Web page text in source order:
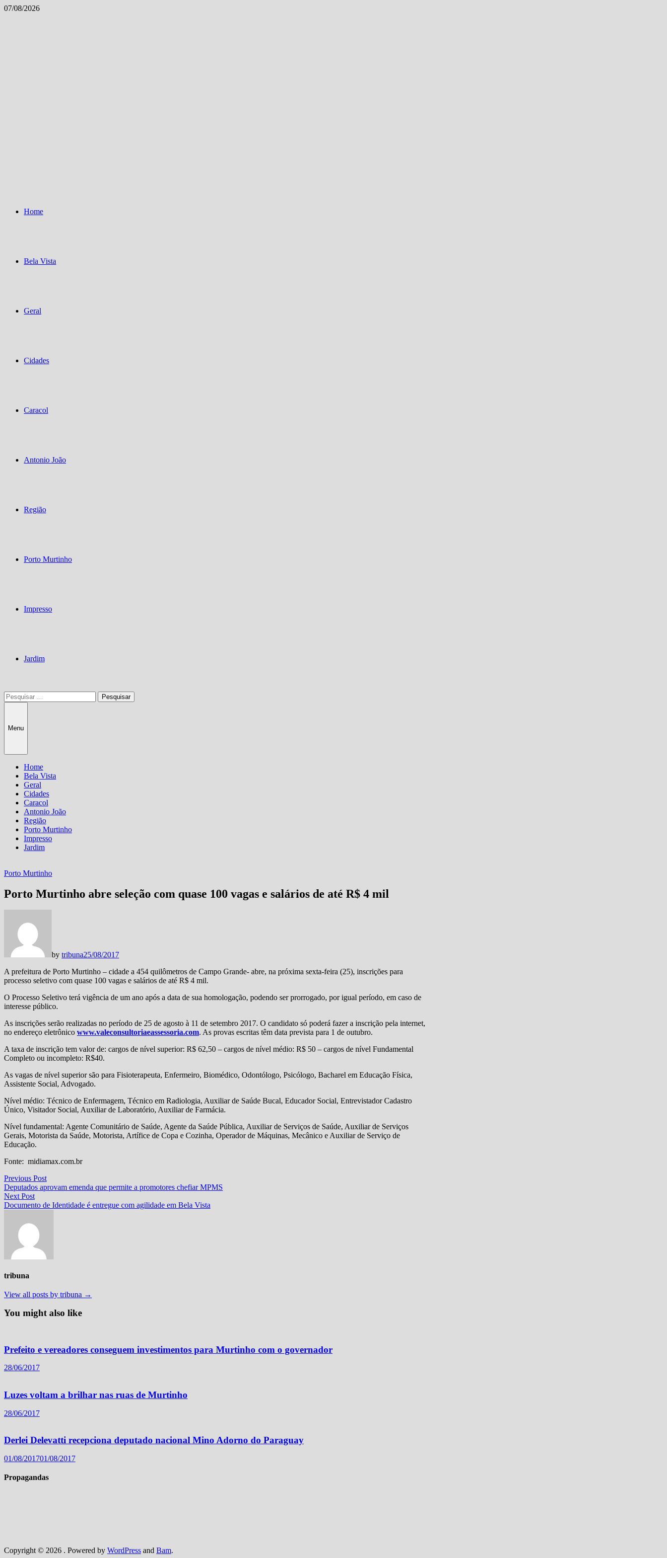
Skip
07/08/2026
Home
Bela Vista
Geral
Cidades
Caracol
Antonio João
Região
Porto Murtinho
Impresso
Jardim
Pesquisar
por:
Menu
Home
Bela Vista
Geral
Cidades
Caracol
Antonio João
Região
Porto Murtinho
Impresso
Jardim
Porto Murtinho
Porto Murtinho abre seleção com quase 100 vagas e salários de até R$ 4 mil
by tribuna25/08/2017
A prefeitura de Porto Murtinho – cidade a 454 quilômetros de Campo Grande- abre, na próxima sexta-feira (25), inscrições para
processo seletivo com quase 100 vagas e salários de até R$ 4 mil.
O Processo Seletivo terá vigência de um ano após a data de sua homologação, podendo ser prorrogado, por igual período, em caso de
interesse público.
As inscrições serão realizadas no período de 25 de agosto à 11 de setembro 2017. O candidato só poderá fazer a inscrição pela internet,
no endereço eletrônico www.valeconsultoriaeassessoria.com. As provas escritas têm data prevista para 1 de outubro.
A taxa de inscrição tem valor de: cargos de nível superior: R$ 62,50 – cargos de nível médio: R$ 50 – cargos de nível Fundamental
Completo ou incompleto: R$40.
As vagas de nível superior são para Fisioterapeuta, Enfermeiro, Biomédico, Odontólogo, Psicólogo, Bacharel em Educação Física,
Assistente Social, Advogado.
Nível médio: Técnico de Enfermagem, Técnico em Radiologia, Auxiliar de Saúde Bucal, Educador Social, Entrevistador Cadastro
Único, Visitador Social, Auxiliar de Laboratório, Auxiliar de Farmácia.
Nível fundamental: Agente Comunitário de Saúde, Agente da Saúde Pública, Auxiliar de Serviços de Saúde, Auxiliar de Serviços
Gerais, Motorista da Saúde, Motorista, Artífice de Copa e Cozinha, Operador de Máquinas, Mecânico e Auxiliar de Serviço de
Educação.
Fonte: midiamax.com.br
Navegação
de
Post
Previous PostPrevious
post:
Deputados aprovam emenda que permite a promotores chefiar MPMS
Next PostNext
post:
Documento de Identidade é entregue com agilidade em Bela Vista
tribuna
View all posts by tribuna →
You might also like
Prefeito e vereadores conseguem investimentos para Murtinho com o governador
28/06/2017
Luzes voltam a brilhar nas ruas de Murtinho
28/06/2017
Derlei Delevatti recepciona deputado nacional Mino Adorno do Paraguay
01/08/201701/08/2017
Propagandas
Copyright © 2026 . Powered by WordPress and Bam.